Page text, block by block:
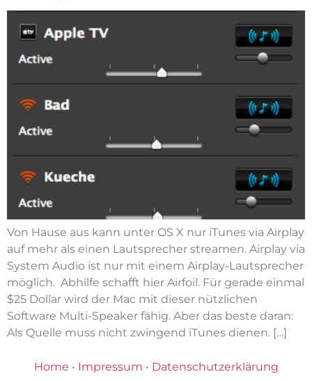
Von Hause aus kann unter OS X nur iTunes via Airplay
auf mehr als einen Lautsprecher streamen. Airplay via
System Audio ist nur mit einem Airplay-Lautsprecher
möglich. Abhilfe schafft hier Airfoil. Für gerade einmal
$25 Dollar wird der Mac mit dieser nützlichen
Software Multi-Speaker fähig. Aber das beste daran:
Als Quelle muss nicht zwingend iTunes dienen. […]
Home • Impressum • Datenschutzerklärung